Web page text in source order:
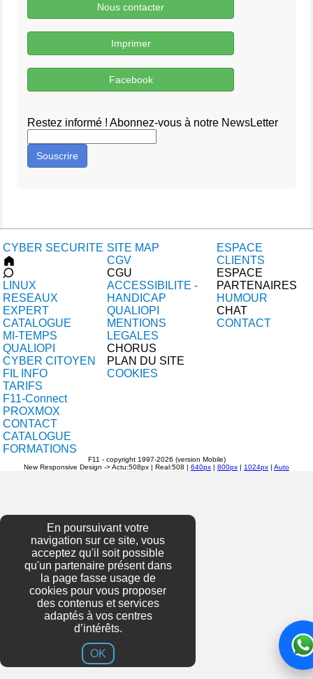
En poursuivant votre
navigation sur ce site, vous
acceptez qu'il soit possible
qu'un partenaire présent dans
la page fasse usage de
cookies pour vous proposer
des contenus et services
adaptés à vos centres
d’intérêts.
OK
Nous contacter
Imprimer
Facebook
Restez informé ! Abonnez-vous à notre NewsLetter
Souscrire
CYBER SECURITE
LINUX
RESEAUX
EXPERT
CATALOGUE
MI-TEMPS
QUALIOPI
CYBER CITOYEN
FIL INFO
TARIFS
F11-Connect
PROXMOX
CONTACT
CATALOGUE
FORMATIONS
SITE MAP
CGV
CGU
ACCESSIBILITE -
HANDICAP
QUALIOPI
MENTIONS
LEGALES
CHORUS
PLAN DU SITE
COOKIES
ESPACE
CLIENTS
ESPACE
PARTENAIRES
HUMOUR
CHAT
CONTACT
F11 - copyright 1997-2026 (version Mobile)
New Responsive Design -> Actu:508px | Real:508 | 640px | 800px | 1024px | Auto